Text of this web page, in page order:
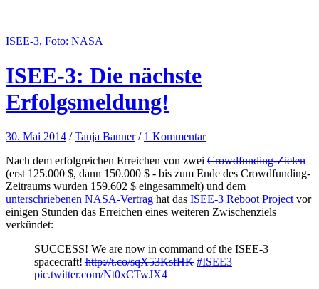
ISEE-3, Foto: NASA
ISEE-3: Die nächste
Erfolgsmeldung!
30. Mai 2014 /Tanja Banner / 1 Kommentar
Nach dem erfolgreichen Erreichen von zwei Crowdfunding-Zielen
(erst 125.000 $, dann 150.000 $ - bis zum Ende des Crowdfunding-
Zeitraums wurden 159.602 $ eingesammelt) und dem
unterschriebenen NASA-Vertrag hat das ISEE-3 Reboot Projectvor
einigen Stunden das Erreichen eines weiteren Zwischenziels
verkündet:
SUCCESS! We are now in command of the ISEE-3
spacecraft! http://t.co/sqX53KsfHK #ISEE3
pic.twitter.com/Nt0xCTwJX4